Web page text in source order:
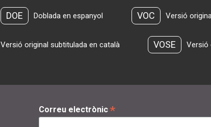
DOE Doblada en espanyol VOC Versió
Versió original subtitulada en català VOSE Versió
Correu electrònic *